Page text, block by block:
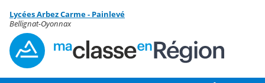
Menu de la rubrique
Contenu
Lycées Arbez Carme - Painlevé
Bellignat-Oyonnax